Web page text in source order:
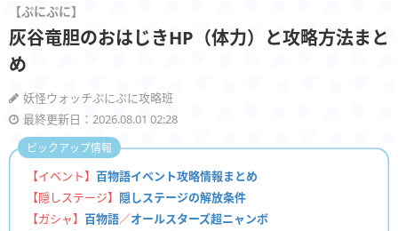
【ぷにぷに】
灰谷竜胆のおはじきHP（体力）と攻略方法まと
め
妖怪ウォッチぷにぷに攻略班
最終更新日：2026.08.01 02:28
【イベント】 百物語イベント攻略情報まとめ
【隠しステージ】 隠しステージの解放条件
【ガシャ】 百物語／オールスターズ超ニャンボ
ピックアップ情報